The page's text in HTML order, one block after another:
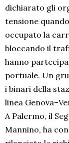
dichiarato gli
tensione
occupato la
bloccando il
hanno
portuale. Un
i binari della
linea
A Palermo, il
Mannino, ha